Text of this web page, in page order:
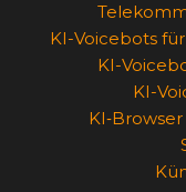
KI-Voicebots
KI-
KI-